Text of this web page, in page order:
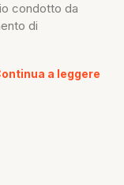
condotto da
di
a leggere